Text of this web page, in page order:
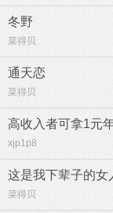
冬野
菜得贝
通天恋
菜得贝
高收入者可拿1元
xjp1p8
这是我下辈子的女
菜得贝